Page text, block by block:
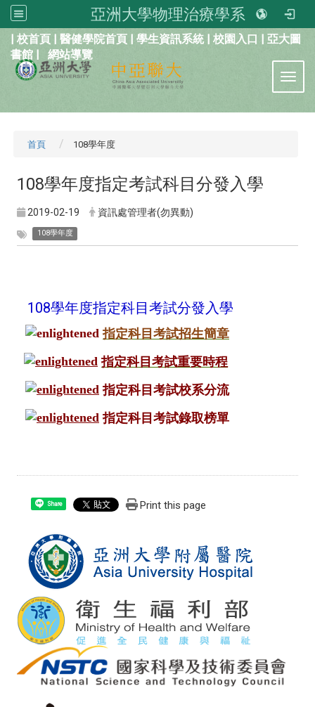
亞洲大學物理治療學系
| 校首頁 | 醫健學院首頁 | 學生資訊系統 | 校園入口 | 亞大圖
書館 | 網站導覽
首頁 108學年度
108學年度指定考試科目分發入學
2019-02-19 資訊處管理者(勿異動)
108學年度
108學年度指定科目考試分發入學
指定科目考試招生簡章
指定科目考試重要時程
指定科目考試校系分流
指定科目考試錄取榜單
Share Print this page